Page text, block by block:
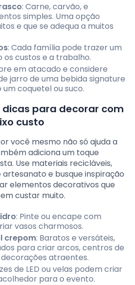
: Carne, carvão, e
simples. Uma opção
e que se adequa a muitos
: Cada família pode trazer um
os custos e a trabalho.
em atacado e considere
jarro de uma bebida signature
coquetel ou suco.
dicas para decorar com
custo
você mesmo não só ajuda a
adiciona um toque
Use materiais recicláveis,
e busque inspiração
elementos decorativos que
custar muito.
: Pinte ou encape com
vasos charmosos.
crepom: Baratos e versáteis,
para criar arcos, centros de
atraentes.
de LED ou velas podem criar
para o evento.